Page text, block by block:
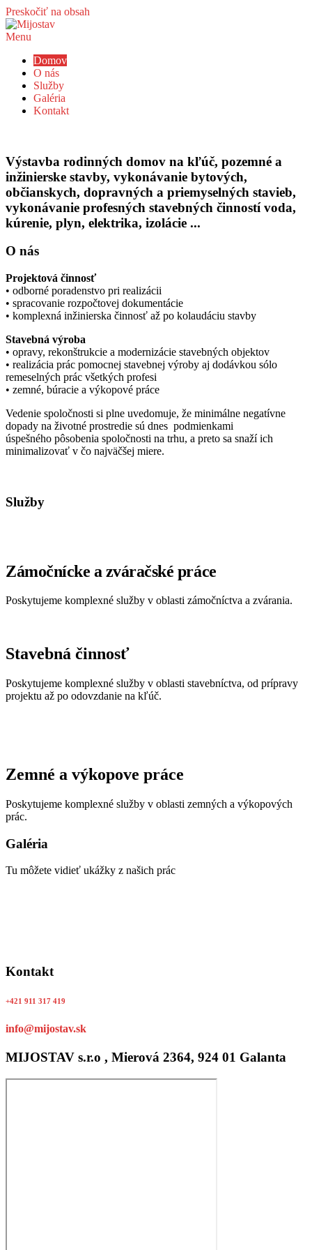
Preskočiť na obsah
Mijostav
Menu
Domov
O nás
Služby
Galéria
Kontakt
Výstavba rodinných domov na kľúč, pozemné a
inžinierske stavby, vykonávanie bytových,
občianskych, dopravných a priemyselných stavieb,
vykonávanie profesných stavebných činností voda,
kúrenie, plyn, elektrika, izolácie ...
O nás
Projektová činnosť
• odborné poradenstvo pri realizácii
• spracovanie rozpočtovej dokumentácie
• komplexná inžinierska činnosť až po kolaudáciu stavby
Stavebná výroba
• opravy, rekonštrukcie a modernizácie stavebných objektov
• realizácia prác pomocnej stavebnej výroby aj dodávkou sólo
remeselných prác všetkých profesi
• zemné, búracie a výkopové práce
Vedenie spoločnosti si plne uvedomuje, že minimálne negatívne
dopady na životné prostredie sú dnes podmienkami
úspešného pôsobenia spoločnosti na trhu, a preto sa snaží ich
minimalizovať v čo najväčšej miere.
Služby
Zámočnícke a zváračské práce
Poskytujeme komplexné služby v oblasti zámočníctva a zvárania.
Stavebná činnosť
Poskytujeme komplexné služby v oblasti stavebníctva, od prípravy
projektu až po odovzdanie na kľúč.
Zemné a výkopove práce
Poskytujeme komplexné služby v oblasti zemných a výkopových
prác.
Galéria
Tu môžete vidieť ukážky z našich prác
Kontakt
+421 911 317 419
info@mijostav.sk
MIJOSTAV s.r.o , Mierová 2364, 924 01 Galanta